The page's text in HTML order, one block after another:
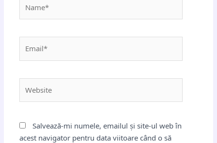
Salvează-mi numele, emailul și site-ul web în
acest navigator pentru data viitoare când o să